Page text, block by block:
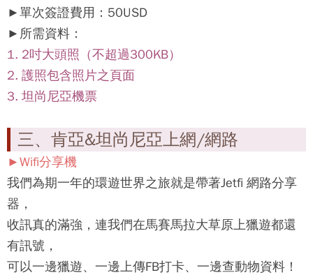
►單次簽證費用：50USD
►所需資料：
1. 2吋大頭照（不超過300KB）
2. 護照包含照片之頁面
3. 坦尚尼亞機票
三、肯亞&坦尚尼亞上網/網路
►Wifi分享機
我們為期一年的環遊世界之旅就是帶著Jetfi 網路分享
器，
收訊真的滿強，連我們在馬賽馬拉大草原上獵遊都還
有訊號，
可以一邊獵遊、一邊上傳FB打卡、一邊查動物資料！